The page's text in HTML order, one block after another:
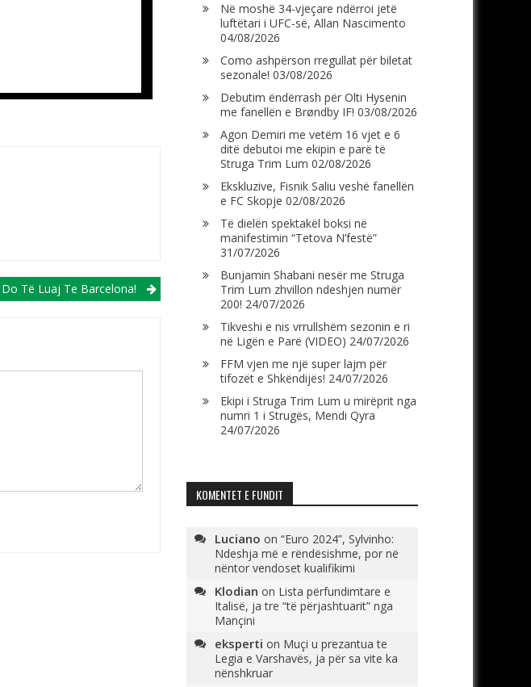
Do Të Luaj Te Barcelona!
Në moshë 34-vjeçare ndërroi jetë
luftëtari i UFC-së, Allan Nascimento
04/08/2026
Como ashpërson rregullat për biletat
sezonale! 03/08/2026
Debutim ëndërrash për Olti Hysenin
me fanellën e Brøndby IF! 03/08/2026
Agon Demiri me vetëm 16 vjet e 6
ditë debutoi me ekipin e parë të
Struga Trim Lum 02/08/2026
Ekskluzive, Fisnik Saliu veshë fanellën
e FC Skopje 02/08/2026
Të dielën spektakël boksi në
manifestimin “Tetova N’festë”
31/07/2026
Bunjamin Shabani nesër me Struga
Trim Lum zhvillon ndeshjen numër
200! 24/07/2026
Tikveshi e nis vrrullshëm sezonin e ri
në Ligën e Parë (VIDEO) 24/07/2026
FFM vjen me një super lajm për
tifozët e Shkëndijës! 24/07/2026
Ekipi i Struga Trim Lum u mirëprit nga
numri 1 i Strugës, Mendi Qyra
24/07/2026
KOMENTET E FUNDIT
Luciano on “Euro 2024”, Sylvinho:
Ndeshja më e rëndësishme, por në
nëntor vendoset kualifikimi
Klodian on Lista përfundimtare e
Italisë, ja tre “të përjashtuarit” nga
Mançini
eksperti on Muçi u prezantua te
Legia e Varshavës, ja për sa vite ka
nënshkruar